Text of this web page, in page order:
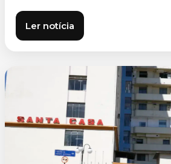
Ler notícia